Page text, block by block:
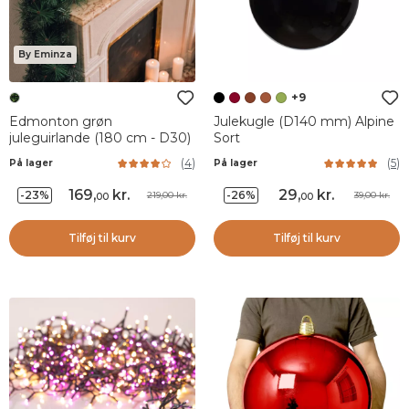
By Eminza
Edmonton grøn
juleguirlande (180 cm - D30)
På lager (4)
-23% 169,00 kr. 219,00 kr.
Tilføj til kurv
+9
Julekugle (D140 mm) Alpine
Sort
På lager (5)
-26% 29,00 kr. 39,00 kr.
Tilføj til kurv